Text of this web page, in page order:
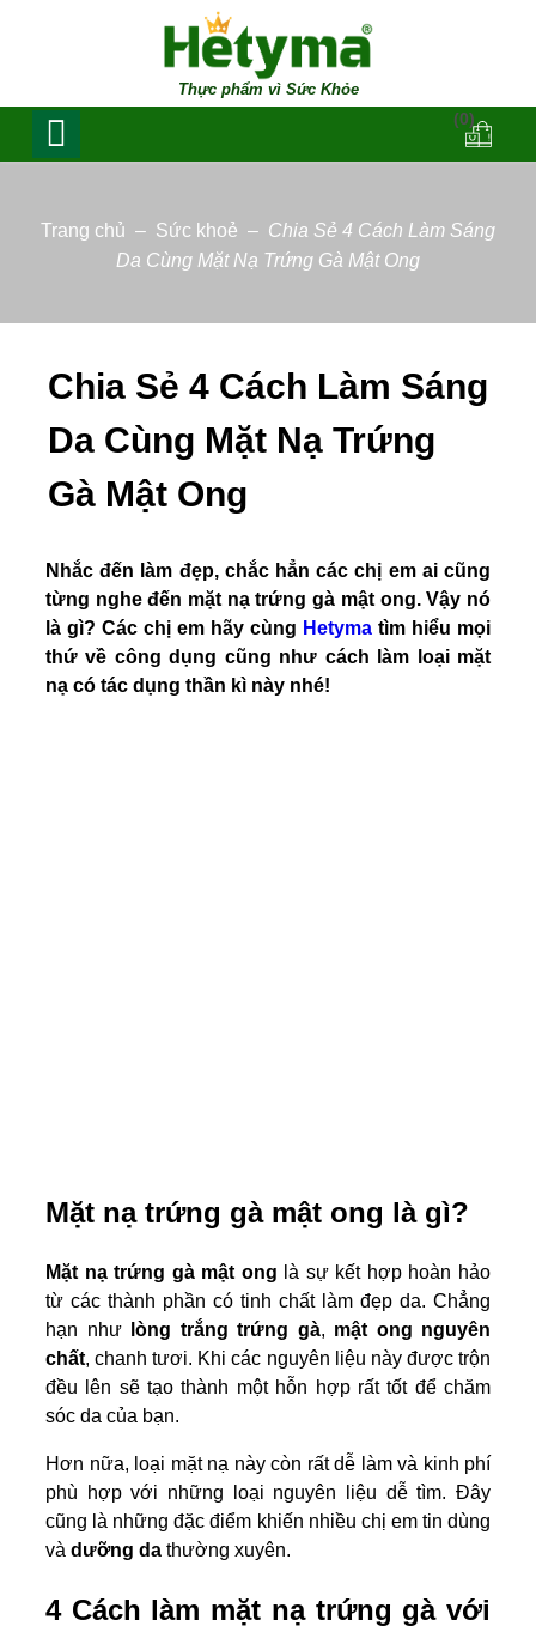
Thực phẩm vì Sức Khỏe
(0)
Trang chủ – Sức khoẻ – Chia Sẻ 4 Cách Làm Sáng
Da Cùng Mặt Nạ Trứng Gà Mật Ong
Chia Sẻ 4 Cách Làm Sáng
Da Cùng Mặt Nạ Trứng
Gà Mật Ong
Nhắc đến làm đẹp, chắc hẳn các chị em ai cũng
từng nghe đến mặt nạ trứng gà mật ong. Vậy nó
là gì? Các chị em hãy cùng Hetyma tìm hiểu mọi
thứ về công dụng cũng như cách làm loại mặt
nạ có tác dụng thần kì này nhé!
Mặt nạ trứng gà mật ong là gì?
Mặt nạ trứng gà mật ong là sự kết hợp hoàn hảo
từ các thành phần có tinh chất làm đẹp da. Chẳng
hạn như
lòng trắng trứng gà, mật ong nguyên
chất, chanh tươi. Khi các nguyên liệu này được trộn
đều lên sẽ tạo thành một hỗn hợp rất tốt để chăm
sóc da của bạn.
Hơn nữa, loại mặt nạ này còn rất dễ làm và kinh phí
phù hợp với những loại nguyên liệu dễ tìm. Đây
cũng là những đặc điểm khiến nhiều chị em tin dùng
và dưỡng da thường xuyên.
4 Cách làm mặt nạ trứng gà với